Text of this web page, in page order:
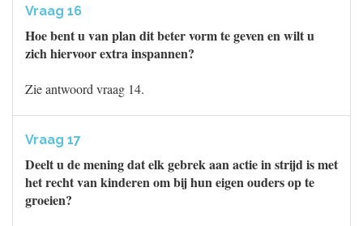
Vraag 16
Hoe bent u van plan dit beter vorm te geven en wilt u
zich hiervoor extra inspannen?
Zie antwoord vraag 14.
Vraag 17
Deelt u de mening dat elk gebrek aan actie in strijd is met
het recht van kinderen om bij hun eigen ouders op te
groeien?